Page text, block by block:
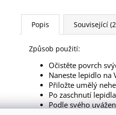
Popis Související
Způsob použití:
Očistěte povrch
Naneste lepidlo na
Přiložte umělý
Po zaschnutí
Podle svého